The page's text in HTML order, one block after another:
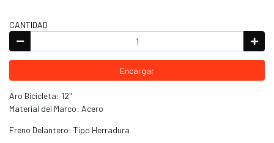
CANTIDAD
Encargar
Aro Bicicleta: 12"
Material del Marco: Acero
Freno Delantero: Tipo Herradura